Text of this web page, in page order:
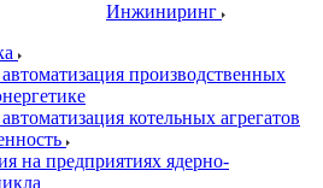
Инжиниринг
производственных
котельных агрегатов
на предприятиях ядерно-